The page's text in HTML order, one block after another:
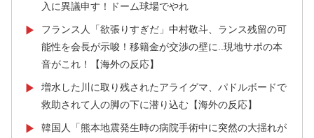
入に異議申す！ドーム球場でやれ
▶
フランス人「欲張りすぎだ」中村敬斗、ランス残留の可
能性を会長が示唆！移籍金が交渉の壁に..現地サポの本
音がこれ！【海外の反応】
▶
増水した川に取り残されたアライグマ、パドルボードで
救助されて人の脚の下に潜り込む【海外の反応】
▶
韓国人「熊本地震発生時の病院手術中に突然の大揺れが